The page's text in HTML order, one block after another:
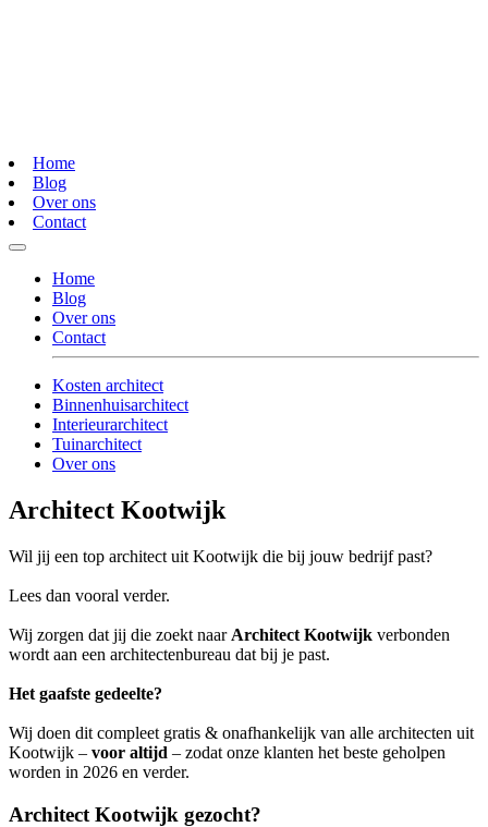
Home
Blog
Over ons
Contact
Home
Blog
Over ons
Contact
Kosten architect
Binnenhuisarchitect
Interieurarchitect
Tuinarchitect
Over ons
Architect Kootwijk
Wil jij een top architect uit Kootwijk die bij jouw bedrijf past?
Lees dan vooral verder.
Wij zorgen dat jij die zoekt naar Architect Kootwijk verbonden
wordt aan een architectenbureau dat bij je past.
Het gaafste gedeelte?
Wij doen dit compleet gratis & onafhankelijk van alle architecten uit
Kootwijk – voor altijd – zodat onze klanten het beste geholpen
worden in 2026 en verder.
Architect Kootwijk gezocht?